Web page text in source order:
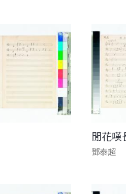
閒花嘆
鄧泰超